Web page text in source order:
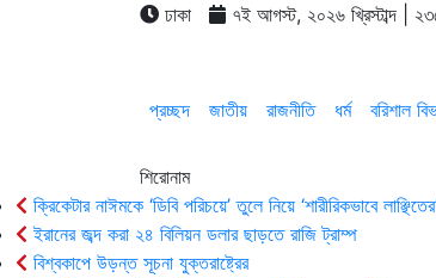
ঢাকা ৭ই আগস্ট, ২০২৬ খ্রিস্টাব্দ |
প্রচ্ছদ জাতীয় রাজনীতি ধর্ম বরিশাল
শিরোনাম
ক্রিকেটার নাঈমকে ‘ডিবি পরিচয়ে’ তুলে নিয়ে ‘শারীরিকভাবে
ইরানের জব্দ করা ২৪ বিলিয়ন ডলার ছাড়তে রাজি ট্রাম্প
বিশ্বকাপে উড়ন্ত সূচনা যুক্তরাষ্ট্রের